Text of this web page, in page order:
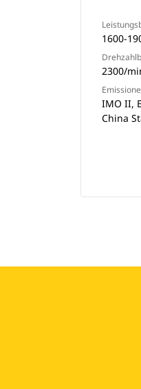
1600-
2300/
IMO II,
China